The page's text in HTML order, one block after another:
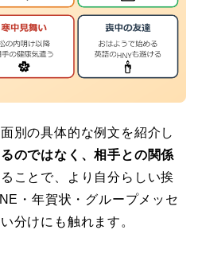
別の具体的な例文を紹介し
のではなく、相手との関係
ことで、より自分らしい挨
・年賀状・グループメッセ
分けにも触れます。